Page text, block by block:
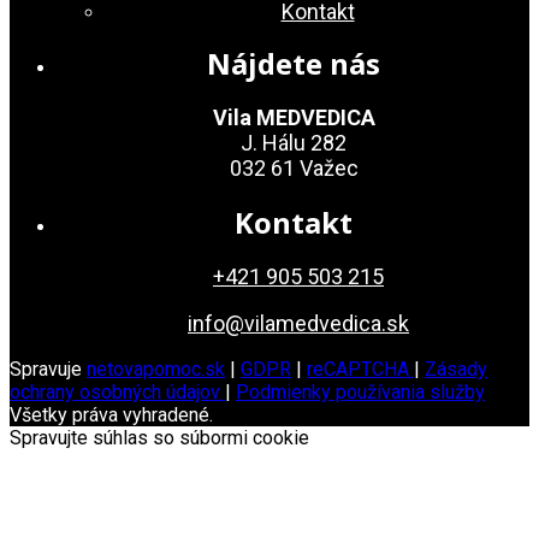
Kontakt
Nájdete nás
Vila MEDVEDICA
J. Hálu 282
032 61 Važec
Kontakt
+421 905 503 215
info@vilamedvedica.sk
Spravuje netovapomoc.sk | GDPR | reCAPTCHA | Zásady
ochrany osobných údajov | Podmienky používania služby
Všetky práva vyhradené.
Spravujte súhlas so súbormi cookie